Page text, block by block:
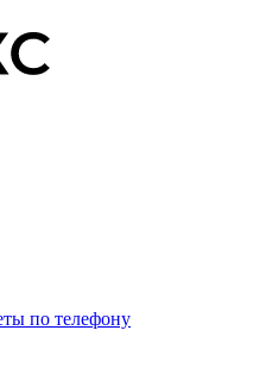
по телефону